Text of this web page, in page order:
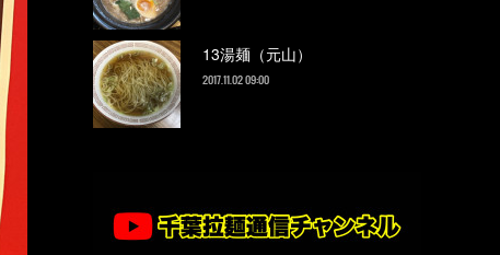
13湯麺（元山）
2017.11.02 09:00